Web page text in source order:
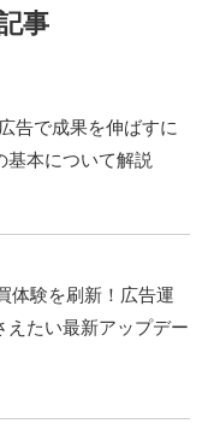
事
告で成果を伸ばすに
基本について解説
体験を刷新！広告運
えたい最新アップデー